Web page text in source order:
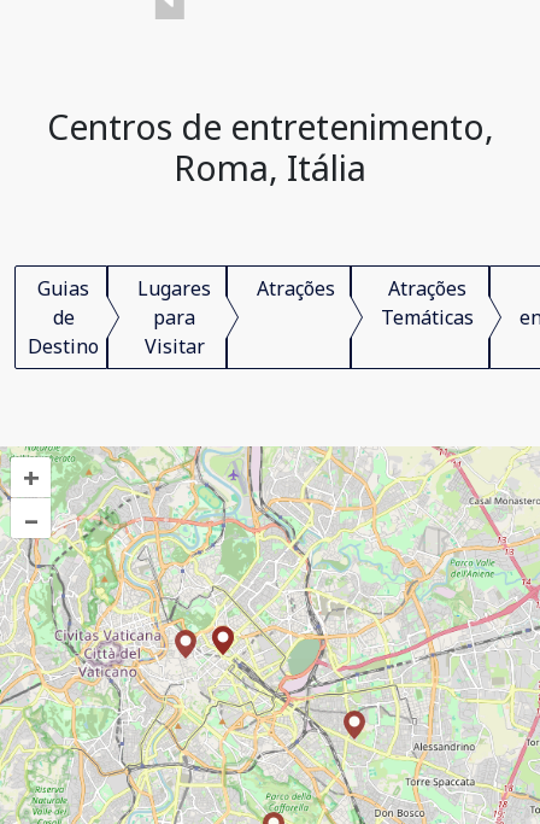
Centros de entretenimento,
Roma, Itália
Guias
de
Destino
Lugares
para
Visitar
Atrações
Atrações
Temáticas
+
–